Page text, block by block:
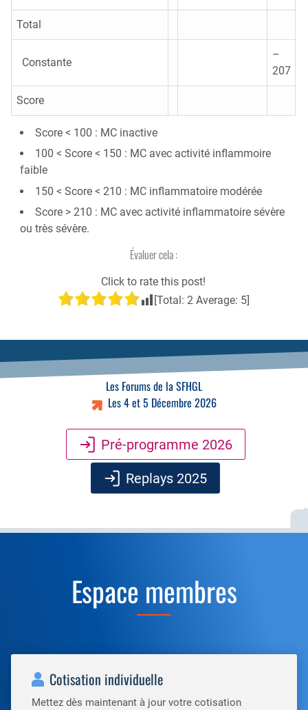
Total
Constante
–
207
Score
Score < 100 : MC inactive
100 < Score < 150 : MC avec activité inflammoire
faible
150 < Score < 210 : MC inflammatoire modérée
Score > 210 : MC avec activité inflammatoire sévère
ou très sévère.
Évaluer cela :
Click to rate this post!
[Total: 2Average: 5]
Les Forums de la SFHGL
Les 4 et 5 Décembre 2026
Pré-programme 2026
Replays 2025
Espace membres
Cotisation individuelle
Mettez dès maintenant à jour votre cotisation